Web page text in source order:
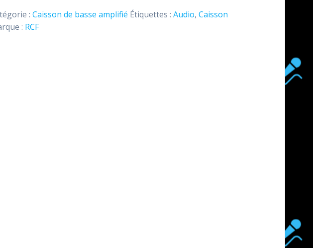
: Caisson de basse amplifié Étiquettes : Audio, Caisson
: RCF